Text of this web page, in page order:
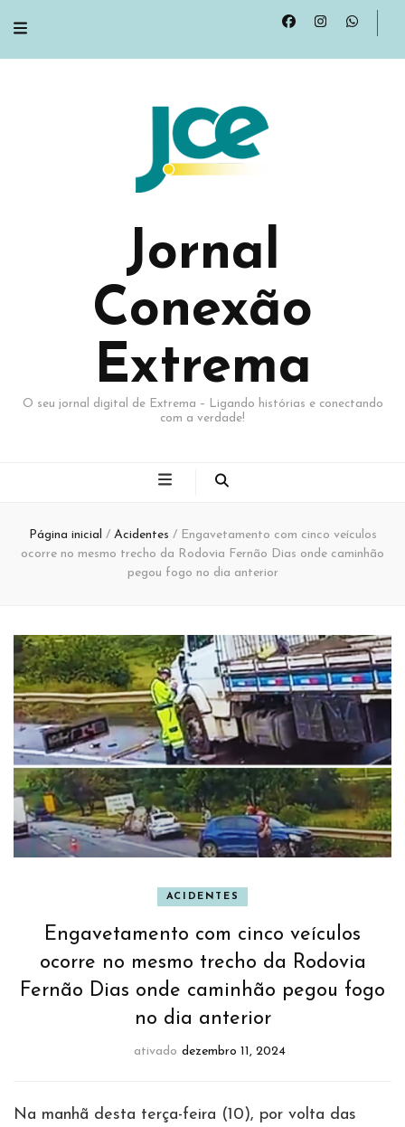
Jornal
Conexão
Extrema
O seu jornal digital de Extrema – Ligando histórias e conectando
com a verdade!
Página inicial / Acidentes / Engavetamento com cinco veículos
ocorre no mesmo trecho da Rodovia Fernão Dias onde caminhão
pegou fogo no dia anterior
ACIDENTES
Engavetamento com cinco veículos
ocorre no mesmo trecho da Rodovia
Fernão Dias onde caminhão pegou fogo
no dia anterior
ativado dezembro 11, 2024
Na manhã desta terça-feira (10), por volta das